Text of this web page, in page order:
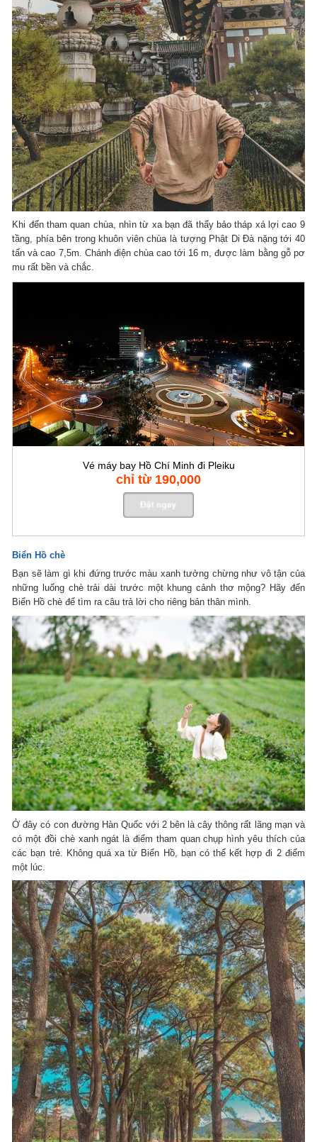
Khi đến tham quan chùa, nhìn từ xa bạn đã thấy bảo tháp xá lợi cao 9
tầng, phía bên trong khuôn viên chùa là tượng Phật Di Đà nặng tới 40
tấn và cao 7,5m. Chánh điện chùa cao tới 16 m, được làm bằng gỗ pơ
mu rất bền và chắc.
Vé máy bay Hồ Chí Minh đi Pleiku
chỉ từ 190,000
Biển Hồ chè
Bạn sẽ làm gì khi đứng trước màu xanh tưởng chừng như vô tận của
những luống chè trải dài trước một khung cảnh thơ mộng? Hãy đến
Biển Hồ chè để tìm ra câu trả lời cho riêng bản thân mình.
Ở đây có con đường Hàn Quốc với 2 bên là cây thông rất lãng mạn và
có một đồi chè xanh ngát là điểm tham quan chụp hình yêu thích của
các bạn trẻ. Không quá xa từ Biển Hồ, bạn có thể kết hợp đi 2 điểm
một lúc.